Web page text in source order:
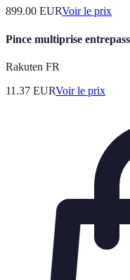
899.00 EURVoir le prix
Pince multiprise
Rakuten FR
11.37 EURVoir le prix